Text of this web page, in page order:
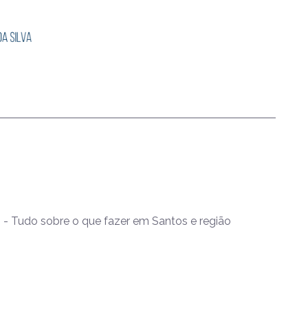
- Tudo sobre o que fazer em Santos e região